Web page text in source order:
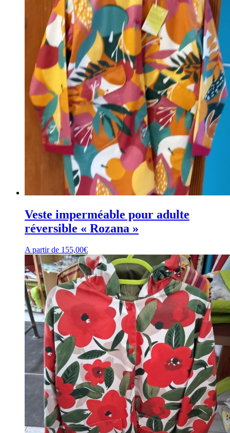
Veste imperméable pour adulte
réversible « Rozana »
A partir de 155,00€